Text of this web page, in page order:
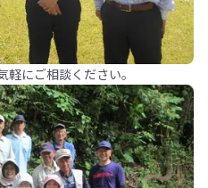
にご相談ください。